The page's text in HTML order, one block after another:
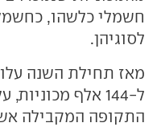
חשמלי כלשהו,
לסוגיהן.
מאז תחילת השנה
ל-144 אלף
התקופה המקבילה